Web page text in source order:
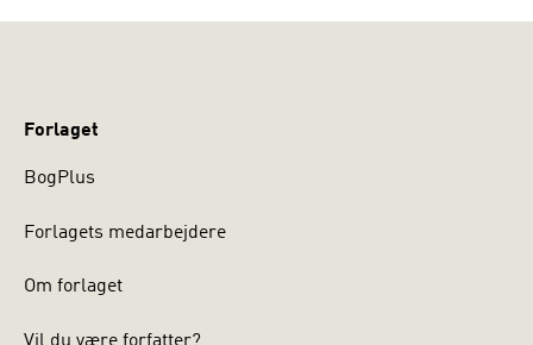
Forlaget
BogPlus
Forlagets medarbejdere
Om forlaget